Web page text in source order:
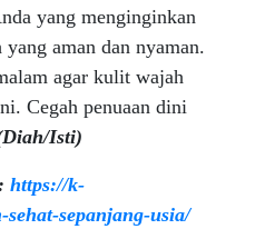
yang menginginkan
aman dan nyaman.
agar kulit wajah
Cegah penuaan dini
Diah/Isti)
https://k-
sepanjang-usia/